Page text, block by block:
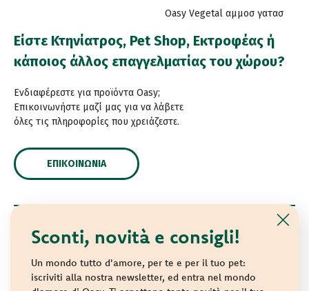
Sconti, novità e consigli!
Un mondo tutto d'amore, per te e per il tuo pet:
iscriviti alla nostra newsletter, ed entra nel mondo
Oasy Vegetal αμμοσ γατασ
Είστε Κτηνίατρος, Pet Shop, Εκτροφέας ή
κάποιος άλλος επαγγελματίας του χώρου?
Ενδιαφέρεστε για προϊόντα Oasy;
Επικοινωνήστε μαζί μας για να λάβετε
όλες τις πληροφορίες που χρειάζεστε.
ΕΠΙΚΟΙΝΩΝΊΑ
© 2021 Oasy. Με επιφύλαξη κάθε νόμιμου δικαιώματος.
Wonderfood S.p.A. Strada dei Censiti, 2 - 47891 Repubblica
di San Marino - C.o.E. SM 04018